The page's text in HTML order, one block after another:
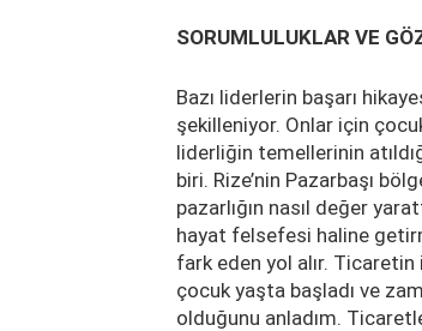
SORUMLULUKLAR VE
Bazı liderlerin başarı
şekilleniyor. Onlar için
liderliğin temellerinin
biri. Rize’nin Pazarbaşı
pazarlığın nasıl değer
hayat felsefesi haline
fark eden yol alır.
çocuk yaşta başladı ve
olduğunu anladım.